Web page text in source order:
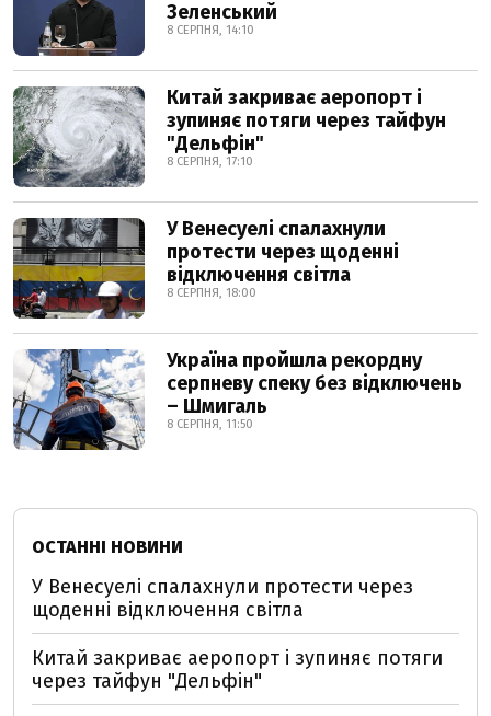
Зеленський
8 СЕРПНЯ, 14:10
Китай закриває аеропорт і
зупиняє потяги через тайфун
"Дельфін"
8 СЕРПНЯ, 17:10
У Венесуелі спалахнули
протести через щоденні
відключення світла
8 СЕРПНЯ, 18:00
Україна пройшла рекордну
серпневу спеку без відключень
– Шмигаль
8 СЕРПНЯ, 11:50
ОСТАННІ НОВИНИ
У Венесуелі спалахнули протести через
щоденні відключення світла
Китай закриває аеропорт і зупиняє потяги
через тайфун "Дельфін"